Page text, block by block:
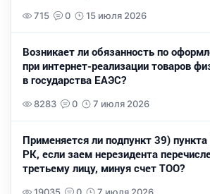
715 0 15 июля 2026
Возникает ли обязанность по
при интернет-реализации товаров
в государства ЕАЭС?
8283 0 7 июля 2026
Применяется ли подпункт 39)
РК, если заем нерезидента
третьему лицу, минуя счет ТОО?